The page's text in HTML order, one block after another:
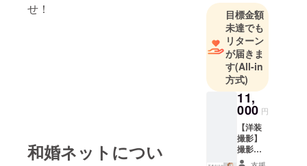
せ！
和婚ネットについ
目標金額
未達でも
リターン
が届きま
す(All-in
方式)
11,
000 円
【洋装
撮影】
撮影日
はご予